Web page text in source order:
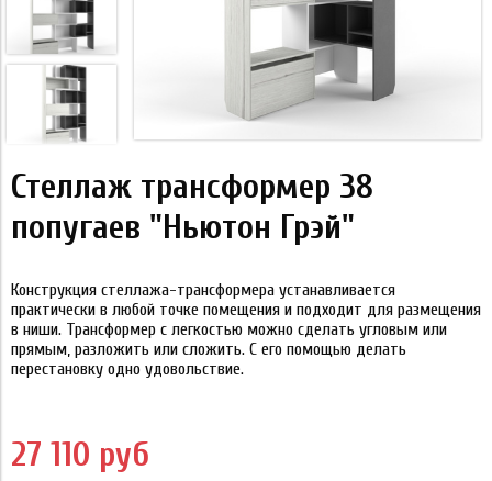
Стеллаж трансформер 38
попугаев "Ньютон Грэй"
Конструкция стеллажа-трансформера устанавливается
практически в любой точке помещения и подходит для размещения
в ниши. Трансформер с легкостью можно сделать угловым или
прямым, разложить или сложить. С его помощью делать
перестановку одно удовольствие.
27 110 руб